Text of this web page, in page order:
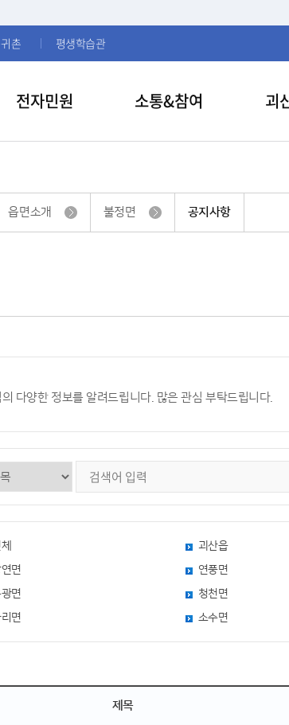
촌 평생학습관
전자민원 소통&참여 괴
읍면소개 불정면 공지사항
다양한 정보를 알려드립니다. 많은 관심 부탁드립니다.
괴산읍
면
연풍면
면
청천면
면
소수면
제목